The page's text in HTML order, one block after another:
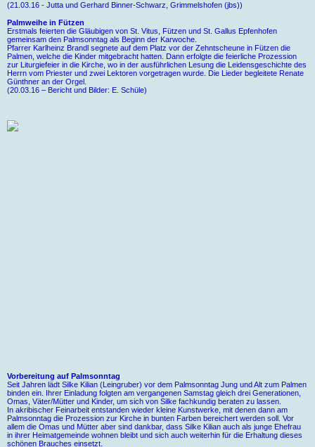
(21.03.16 - Jutta und Gerhard Binner-Schwarz, Grimmelshofen (jbs))
Palmweihe in Fützen
Erstmals feierten die Gläubigen von St. Vitus, Fützen und St. Gallus Epfenhofen
gemeinsam den Palmsonntag als Beginn der Karwoche.
Pfarrer Karlheinz Brandl segnete auf dem Platz vor der Zehntscheune in Fützen die
Palmen, welche die Kinder mitgebracht hatten. Dann erfolgte die feierliche Prozession
zur Liturgiefeier in die Kirche, wo in der ausführlichen Lesung die Leidensgeschichte des
Herrn vom Priester und zwei Lektoren vorgetragen wurde. Die Lieder begleitete Renate
Günthner an der Orgel.
(20.03.16 – Bericht und Bilder: E. Schüle)
Vorbereitung auf Palmsonntag
Seit Jahren lädt Silke Kilian (Leingruber) vor dem Palmsonntag Jung und Alt zum Palmen
binden ein. Ihrer Einladung folgten am vergangenen Samstag gleich drei Generationen,
Omas, Väter/Mütter und Kinder, um sich von Silke fachkundig beraten zu lassen.
In akribischer Feinarbeit entstanden wieder kleine Kunstwerke, mit denen dann am
Palmsonntag die Prozession zur Kirche in bunten Farben bereichert werden soll. Vor
allem die Omas und Mütter aber sind dankbar, dass Silke Kilian auch als junge Ehefrau
in ihrer Heimatgemeinde wohnen bleibt und sich auch weiterhin für die Erhaltung dieses
schönen Brauches einsetzt.